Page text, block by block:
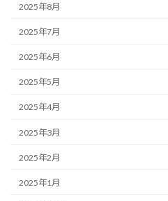
2025年8月
2025年7月
2025年6月
2025年5月
2025年4月
2025年3月
2025年2月
2025年1月